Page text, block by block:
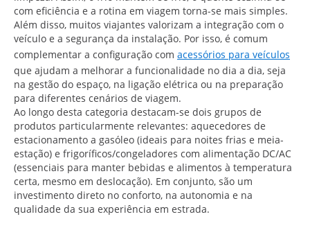
com eficiência e a rotina em viagem torna-se mais simples.
Além disso, muitos viajantes valorizam a integração com o
veículo e a segurança da instalação. Por isso, é comum
complementar a configuração com acessórios para veículos
que ajudam a melhorar a funcionalidade no dia a dia, seja
na gestão do espaço, na ligação elétrica ou na preparação
para diferentes cenários de viagem.
Ao longo desta categoria destacam-se dois grupos de
produtos particularmente relevantes: aquecedores de
estacionamento a gasóleo (ideais para noites frias e meia-
estação) e frigoríficos/congeladores com alimentação DC/AC
(essenciais para manter bebidas e alimentos à temperatura
certa, mesmo em deslocação). Em conjunto, são um
investimento direto no conforto, na autonomia e na
qualidade da sua experiência em estrada.